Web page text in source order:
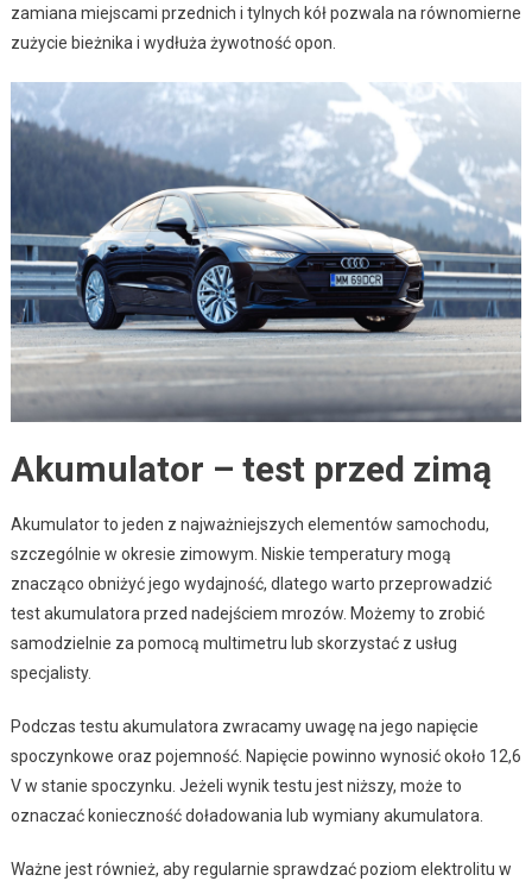
zamiana miejscami przednich i tylnych kół pozwala na równomierne
zużycie bieżnika i wydłuża żywotność opon.
Akumulator – test przed zimą
Akumulator to jeden z najważniejszych elementów samochodu,
szczególnie w okresie zimowym. Niskie temperatury mogą
znacząco obniżyć jego wydajność, dlatego warto przeprowadzić
test akumulatora przed nadejściem mrozów. Możemy to zrobić
samodzielnie za pomocą multimetru lub skorzystać z usług
specjalisty.
Podczas testu akumulatora zwracamy uwagę na jego napięcie
spoczynkowe oraz pojemność. Napięcie powinno wynosić około 12,6
V w stanie spoczynku. Jeżeli wynik testu jest niższy, może to
oznaczać konieczność doładowania lub wymiany akumulatora.
Ważne jest również, aby regularnie sprawdzać poziom elektrolitu w